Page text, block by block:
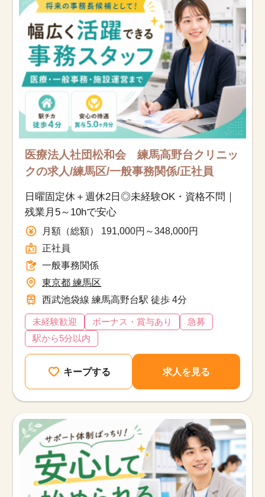
医療法人社団松和会 練馬高野台クリニッ
クの求人/練馬区/一般事務関係/正社員
日曜固定休＋週休2日◎未経験OK・資格不問｜
残業月5～10hで安心
月額（総額） 191,000円～348,000円
正社員
一般事務関係
東京都 練馬区
西武池袋線 練馬高野台駅 徒歩 4分
未経験歓迎 ボーナス・賞与あり
急募
駅から5分以内
キープする 求人を見る